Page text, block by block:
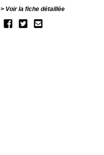
Voir la fiche détaillée